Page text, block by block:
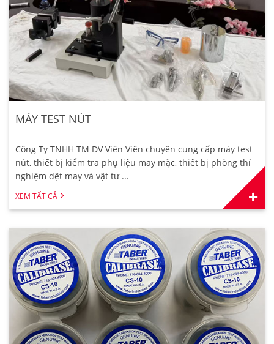
MÁY TEST NÚT
Công Ty TNHH TM DV Viên Viên chuyên cung cấp máy test
nút, thiết bị kiểm tra phụ liệu may mặc, thiết bị phòng thí
nghiệm dệt may và vật tư ...
XEM TẤT CẢ